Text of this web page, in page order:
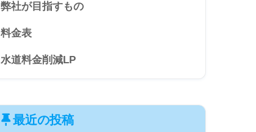
弊社が目指すもの
料金表
水道料金削減LP
最近の投稿